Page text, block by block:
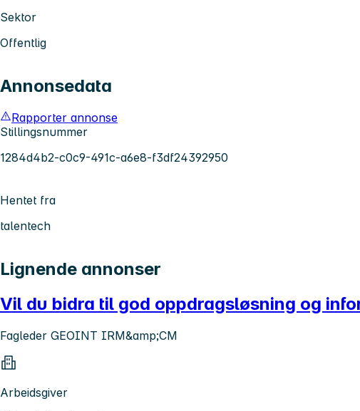
Sektor
Offentlig
Annonsedata
Rapporter annonse
Stillingsnummer
1284d4b2-c0c9-491c-a6e8-f3df24392950
Hentet fra
talentech
Lignende annonser
Vil du bidra til god oppdragsløsning og
Fagleder GEOINT IRM&amp;CM
Arbeidsgiver